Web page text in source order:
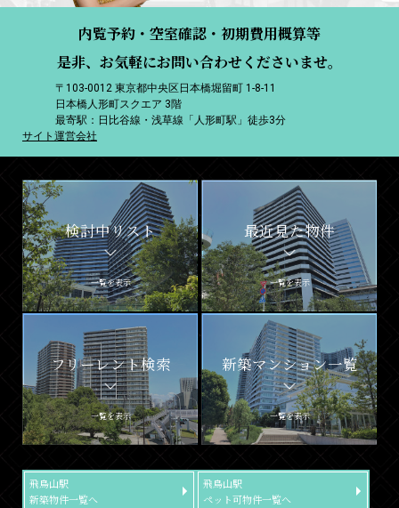
内覧予約・空室確認・初期費用概算等
是非、お気軽にお問い合わせくださいませ。
〒103-0012 東京都中央区日本橋堀留町 1-8-11
日本橋人形町スクエア 3階
最寄駅：日比谷線・浅草線「人形町駅」徒歩3分
サイト運営会社
検討中リスト
一覧を表示
最近見た物件
一覧を表示
フリーレント検索
一覧を表示
新築マンション一覧
一覧を表示
飛鳥山駅
新築物件一覧へ
飛鳥山駅
ペット可物件一覧へ